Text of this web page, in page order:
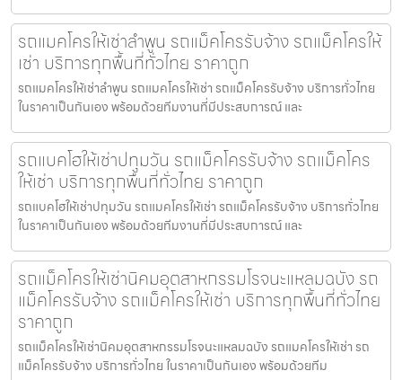
รถแมคโครให้เช่าลำพูน รถแม็คโครรับจ้าง รถแม็คโครให้
เช่า บริการทุกพื้นที่ทั่วไทย ราคาถูก
รถแมคโครให้เช่าลำพูน รถแมคโครให้เช่า รถแม็คโครรับจ้าง บริการทั่วไทย
ในราคาเป็นกันเอง พร้อมด้วยทีมงานที่มีประสบการณ์ และ
รถแบคโฮให้เช่าปทุมวัน รถแม็คโครรับจ้าง รถแม็คโคร
ให้เช่า บริการทุกพื้นที่ทั่วไทย ราคาถูก
รถแบคโฮให้เช่าปทุมวัน รถแมคโครให้เช่า รถแม็คโครรับจ้าง บริการทั่วไทย
ในราคาเป็นกันเอง พร้อมด้วยทีมงานที่มีประสบการณ์ และ
รถแม็คโครให้เช่านิคมอุตสาหกรรมโรจนะแหลมฉบัง รถ
แม็คโครรับจ้าง รถแม็คโครให้เช่า บริการทุกพื้นที่ทั่วไทย
ราคาถูก
รถแม็คโครให้เช่านิคมอุตสาหกรรมโรจนะแหลมฉบัง รถแมคโครให้เช่า รถ
แม็คโครรับจ้าง บริการทั่วไทย ในราคาเป็นกันเอง พร้อมด้วยทีม